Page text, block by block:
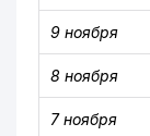
9 ноября
8 ноября
7 ноября